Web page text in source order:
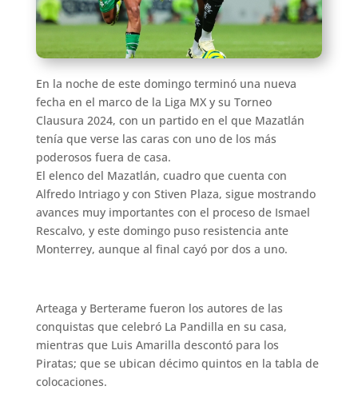
En la noche de este domingo terminó una nueva
fecha en el marco de la Liga MX y su Torneo
Clausura 2024, con un partido en el que Mazatlán
tenía que verse las caras con uno de los más
poderosos fuera de casa.
El elenco del Mazatlán, cuadro que cuenta con
Alfredo Intriago y con Stiven Plaza, sigue mostrando
avances muy importantes con el proceso de Ismael
Rescalvo, y este domingo puso resistencia ante
Monterrey, aunque al final cayó por dos a uno.
Arteaga y Berterame fueron los autores de las
conquistas que celebró La Pandilla en su casa,
mientras que Luis Amarilla descontó para los
Piratas; que se ubican décimo quintos en la tabla de
colocaciones.